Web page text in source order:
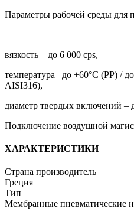
Параметры рабочей среды для
вязкость – до 6 000 cps,
температура –до +60°C (PP) /
AISI316),
диаметр твердых включений –
Подключение воздушной
ХАРАКТЕРИСТИКИ
Страна производитель
Греция
Тип
Мембранные пневматические